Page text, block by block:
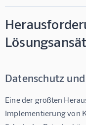
Datenschutz
Eine der größten
Implementierung von